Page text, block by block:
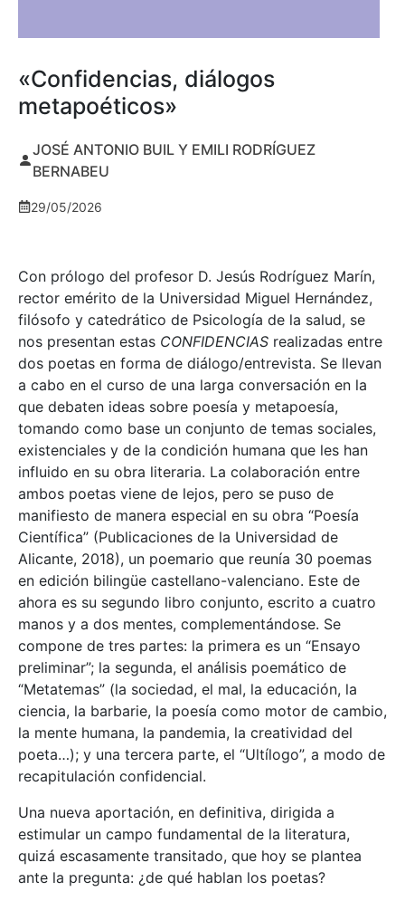
«Confidencias, diálogos
metapoéticos»
JOSÉ ANTONIO BUIL Y EMILI RODRÍGUEZ
BERNABEU
29/05/2026
Con prólogo del profesor D. Jesús Rodríguez Marín,
rector emérito de la Universidad Miguel Hernández,
filósofo y catedrático de Psicología de la salud, se
nos presentan estas CONFIDENCIAS realizadas entre
dos poetas en forma de diálogo/entrevista. Se llevan
a cabo en el curso de una larga conversación en la
que debaten ideas sobre poesía y metapoesía,
tomando como base un conjunto de temas sociales,
existenciales y de la condición humana que les han
influido en su obra literaria. La colaboración entre
ambos poetas viene de lejos, pero se puso de
manifiesto de manera especial en su obra “Poesía
Científica” (Publicaciones de la Universidad de
Alicante, 2018), un poemario que reunía 30 poemas
en edición bilingüe castellano-valenciano. Este de
ahora es su segundo libro conjunto, escrito a cuatro
manos y a dos mentes, complementándose. Se
compone de tres partes: la primera es un “Ensayo
preliminar”; la segunda, el análisis poemático de
“Metatemas” (la sociedad, el mal, la educación, la
ciencia, la barbarie, la poesía como motor de cambio,
la mente humana, la pandemia, la creatividad del
poeta…); y una tercera parte, el “Ultílogo”, a modo de
recapitulación confidencial.
Una nueva aportación, en definitiva, dirigida a
estimular un campo fundamental de la literatura,
quizá escasamente transitado, que hoy se plantea
ante la pregunta: ¿de qué hablan los poetas?